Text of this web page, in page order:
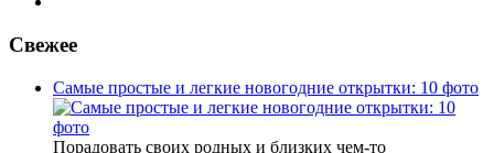
Свежее
Самые простые и легкие новогодние открытки: 10 фото
Порадовать своих родных и близких чем-то